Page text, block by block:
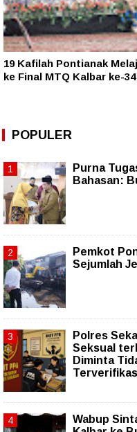
19 Kafilah Pontianak
ke Final MTQ Kalbar ke-34
POPULER
Purna
Bahasan:
Pemkot
Sejumlah
Polres
Seksual
Diminta
Wabup